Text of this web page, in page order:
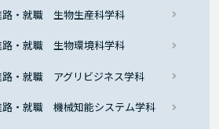
・就職 生物生産科学科
・就職 生物環境科学科
・就職 アグリビジネス学科
・就職 機械知能システム学科